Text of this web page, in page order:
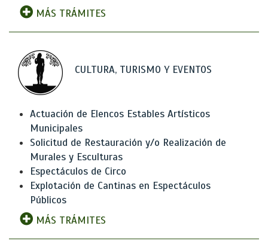
MÁS TRÁMITES
CULTURA, TURISMO Y EVENTOS
Actuación de Elencos Estables Artísticos
Municipales
Solicitud de Restauración y/o Realización de
Murales y Esculturas
Espectáculos de Circo
Explotación de Cantinas en Espectáculos
Públicos
MÁS TRÁMITES